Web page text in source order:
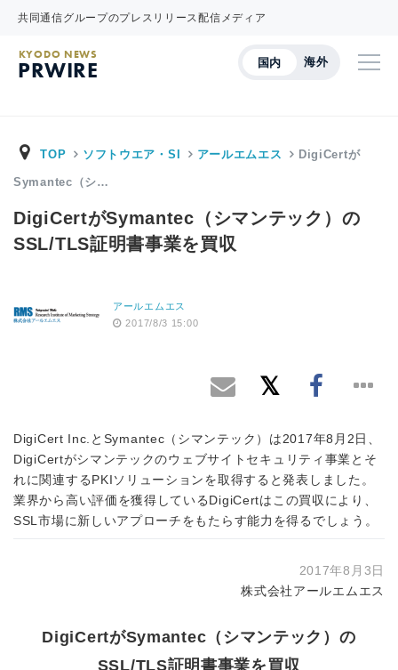
共同通信グループのプレスリリース配信メディア
国内 海外
KYODO NEWS
PRWIRE
TOP ソフトウエア・SI アールエムエス DigiCertが
Symantec（シ…
DigiCertがSymantec（シマンテック）の
SSL/TLS証明書事業を買収
アールエムエス
2017/8/3 15:00
DigiCert Inc.とSymantec（シマンテック）は2017年8月2日、
DigiCertがシマンテックのウェブサイトセキュリティ事業とそ
れに関連するPKIソリューションを取得すると発表しました。
業界から高い評価を獲得しているDigiCertはこの買収により、
SSL市場に新しいアプローチをもたらす能力を得るでしょう。
2017年8月3日
株式会社アールエムエス
DigiCertがSymantec（シマンテック）の
SSL/TLS証明書事業を買収